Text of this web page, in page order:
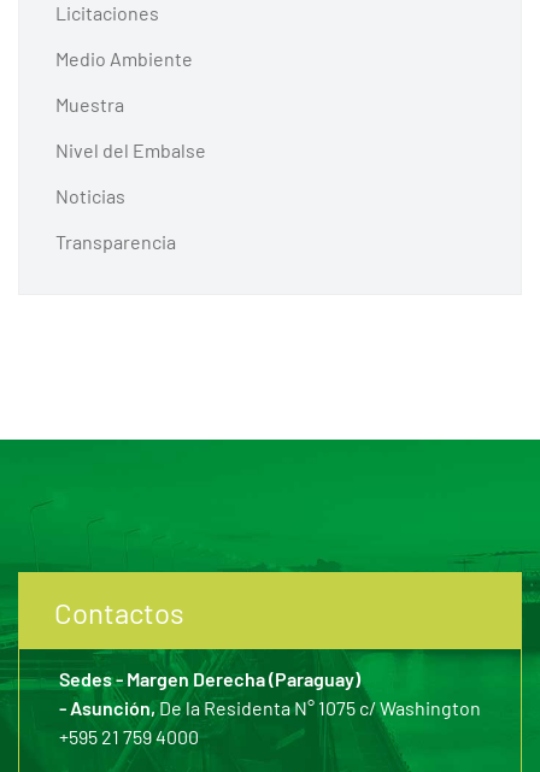
Licitaciones
Medio Ambiente
Muestra
Nivel del Embalse
Noticias
Transparencia
Contactos
Sedes - Margen Derecha (Paraguay)
- Asunción,De la Residenta N° 1075 c/ Washington
+595 21 759 4000